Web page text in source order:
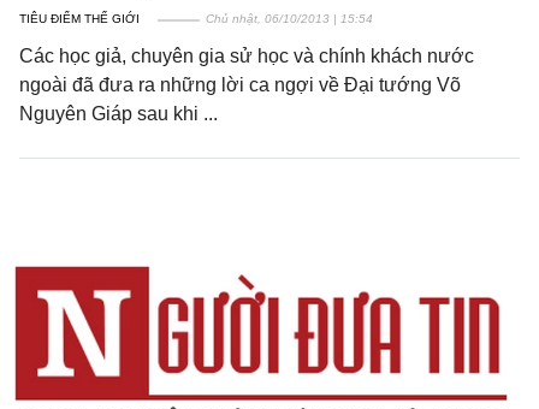
TIÊU ĐIỂM THẾ GIỚI Chủ nhật, 06/10/2013 | 15:54
Các học giả, chuyên gia sử học và chính khách nước
ngoài đã đưa ra những lời ca ngợi về Đại tướng Võ
Nguyên Giáp sau khi ...